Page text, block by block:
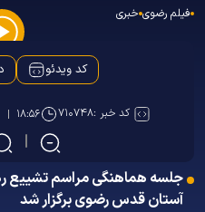
فیلم رضوی خبری
کد ویدئو
کد خبر :۷۱۰۷۴۸ ۱۸:۵۶
جلسه هماهنگی مراسم تشییع
آستان قدس رضوی برگزار شد